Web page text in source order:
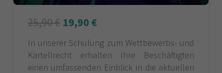
25,90€ 19,90 €
In unserer Schulung zum Wettbewerbs- und
Kartellrecht erhalten Ihre Beschäftigten
einen umfassenden Einblick in die aktuellen